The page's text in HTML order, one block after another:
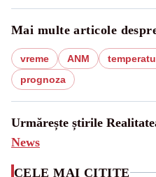
Mai multe articole
vreme ANM
prognoza
Urmărește știrile
News
CELE MAI CITITE